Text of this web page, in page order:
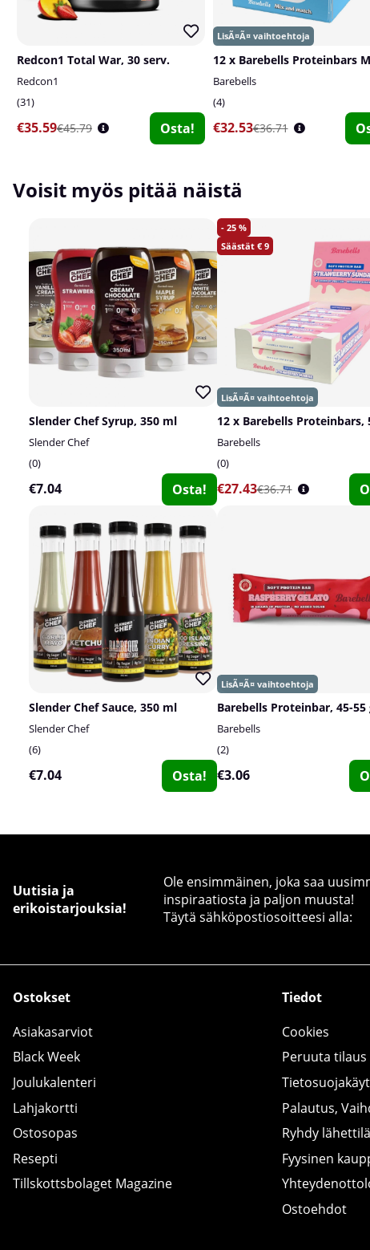
Redcon1 Total War, 30 serv.
Redcon1
31
€35.59€45.79 Osta!
Barebells
4
€32.53€36.71
Voisit myös pitää näistä
Slender Chef Syrup, 350 ml
Slender Chef
0
€7.04 Osta!
25
9
12 x Barebells Proteinbars,
Barebells
0
€27.43€36.71
Slender Chef Sauce, 350 ml
Slender Chef
6
€7.04 Osta!
Barebells Proteinbar, 45-55
Barebells
2
€3.06
Uutisia ja
erikoistarjouksia!
Ole ensimmäinen, joka saa
inspiraatiosta ja paljon muusta!
Täytä sähköpostiosoitteesi alla:
Ostokset
Asiakasarviot
Black Week
Joulukalenteri
Lahjakortti
Ostosopas
Resepti
Tillskottsbolaget Magazine
Tiedot
Cookies
Peruuta tilaus
Palautus,
Ryhdy
Fyysinen
Ostoehdot